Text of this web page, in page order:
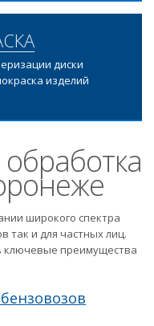
диски
изделий
широкого спектра
так и для частных лиц.
ключевые преимущества